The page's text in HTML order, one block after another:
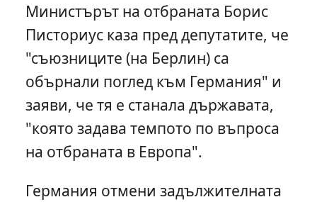
Министърът на отбраната Борис
Писториус каза пред депутатите, че
"съюзниците (на Берлин) са
обърнали поглед към Германия" и
заяви, че тя е станала държавата,
"която задава темпото по въпроса
на отбраната в Европа".
Германия отмени задължителната